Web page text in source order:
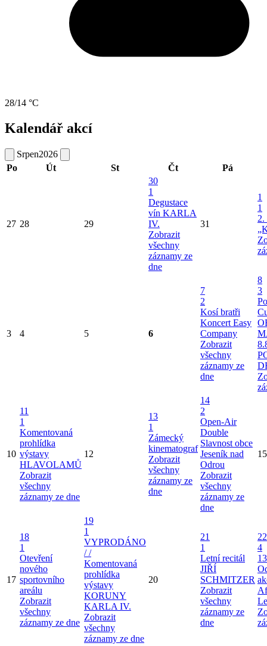
28/14 °C
Kalendář akcí
Srpen2026
Po
Út St Čt Pá
27 28 29
30
1
Degustace
vín KARLA
IV.
Zobrazit
všechny
záznamy ze
dne
31
1
1
2.
3 4 5 6
7
2
Kosí bratři
Koncert Easy
Company
Zobrazit
všechny
záznamy ze
dne
8
3
10
11
1
Komentovaná
prohlídka
výstavy
HLAVOLAMŮ
Zobrazit
všechny
záznamy ze dne
12
13
1
Zámecký
kinematograf
Zobrazit
všechny
záznamy ze
dne
14
2
Open-Air
Double
Slavnost obce
Jeseník nad
Odrou
Zobrazit
všechny
záznamy ze
dne
15
17
18
1
Otevření
nového
sportovního
areálu
Zobrazit
všechny
záznamy ze dne
19
1
VYPRODÁNO
/ /
Komentovaná
prohlídka
výstavy
KORUNY
KARLA IV.
Zobrazit
všechny
záznamy ze dne
20
21
1
Letní recitál
JIŘÍ
SCHMITZER
Zobrazit
všechny
záznamy ze
dne
22
4